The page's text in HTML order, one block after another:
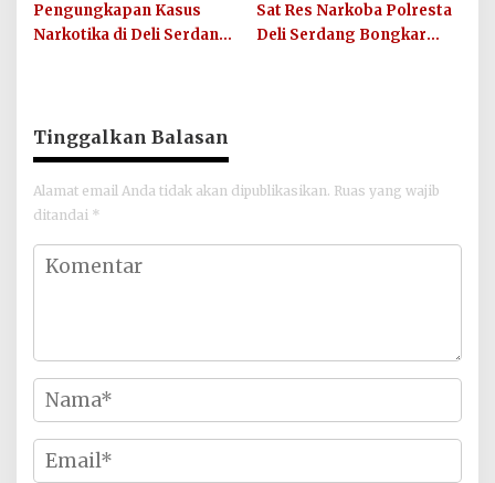
Pengungkapan Kasus
Narkotika di Deli Serdang,
Sat Res Narkoba Polresta
Deli Serdang Bongkar
Tinggalkan Balasan
Alamat email Anda tidak akan dipublikasikan. Ruas yang wajib
ditandai *